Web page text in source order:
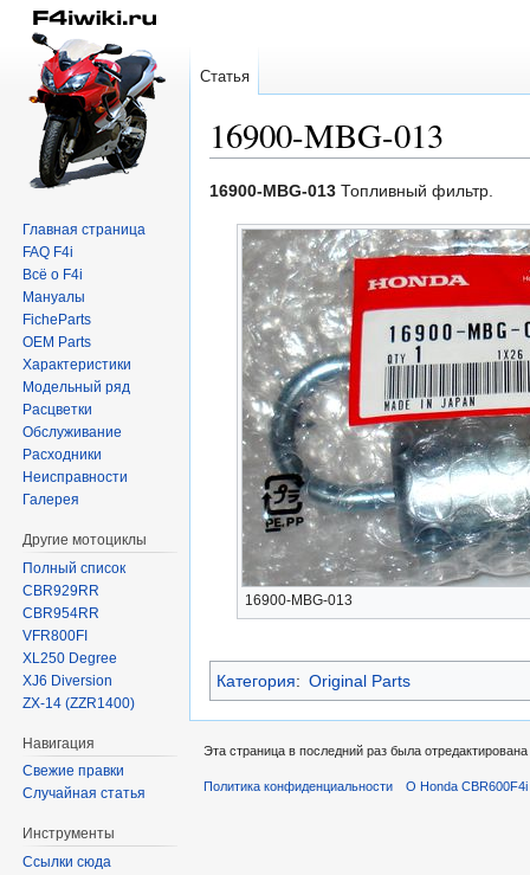
16900-MBG-013
Перейти
навигации
Перейти
поиску
16900-MBG-013 Топливный фильтр.
16900-MBG-013
Категория: Original Parts
Статья
Главная страница
FAQ F4i
Всё о F4i
Мануалы
FicheParts
OEM Parts
Характеристики
Модельный ряд
Расцветки
Обслуживание
Расходники
Неисправности
Галерея
Другие мотоциклы
Полный список
CBR929RR
CBR954RR
VFR800FI
XL250 Degree
XJ6 Diversion
ZX-14 (ZZR1400)
Навигация
Свежие правки
Случайная статья
Инструменты
Ссылки сюда
Эта страница в последний раз была
Политика конфиденциальности О Honda CBR600F4i